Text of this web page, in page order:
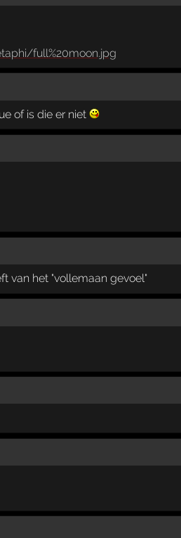
full%20moon.jpg
of is die er niet
van het "vollemaan gevoel"